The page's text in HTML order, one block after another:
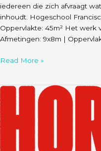
iedereen die zich afvraagt
inhoudt. Hogeschool
Oppervlakte: 45m² Het werk
Afmetingen: 9x8m |
Read More »
Horeca
Expo
Gent
2024:
op
maat